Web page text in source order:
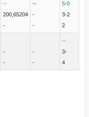
--
200,65204
-
--
-
-
5-0
3-2
2
-
-
-
-
--
3-
4